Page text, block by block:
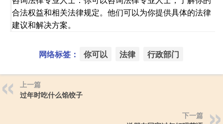
合法权益和相关法律规定。他们可以为你提供具体的法律
建议和解决方案。
网络标签： 你可以 法律 行政部门
上一篇
过年时吃什么馅饺子
下一篇